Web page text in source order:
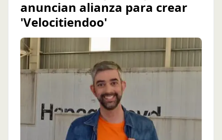
anuncian alianza para crear
'Velocitiendoo'